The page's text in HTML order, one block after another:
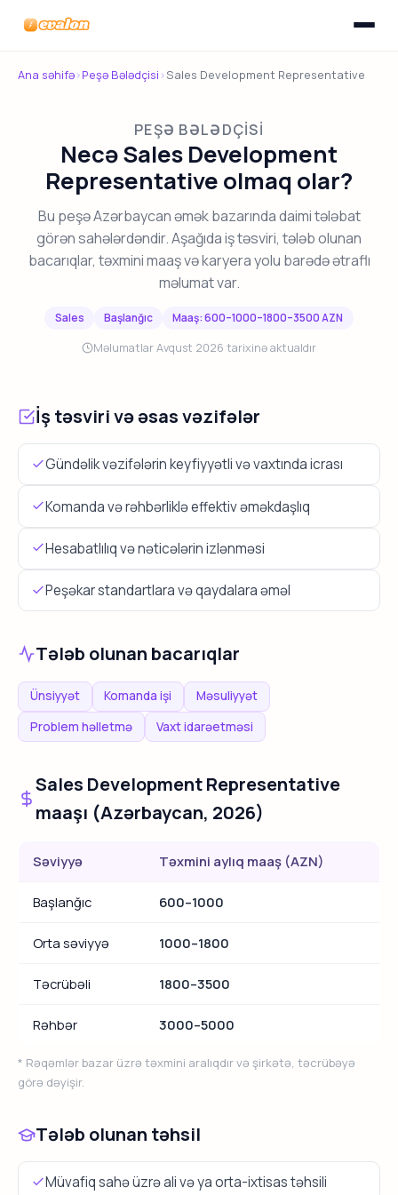
Evalon
Ana səhifə›Peşə Bələdçisi ›Sales Development Representative
PEŞƏ BƏLƏDÇISI
Necə Sales Development
Representative olmaq olar?
Bu peşə Azərbaycan əmək bazarında daimi tələbat
görən sahələrdəndir. Aşağıda iş təsviri, tələb olunan
bacarıqlar, təxmini maaş və karyera yolu barədə ətraflı
məlumat var.
Sales Başlanğıc
Maaş: 600–1000–1800–3500 AZN
Məlumatlar Avqust 2026 tarixinə aktualdır
İş təsviri və əsas vəzifələr
Gündəlik vəzifələrin keyfiyyətli və vaxtında icrası
Komanda və rəhbərliklə effektiv əməkdaşlıq
Hesabatlılıq və nəticələrin izlənməsi
Peşəkar standartlara və qaydalara əməl
Tələb olunan bacarıqlar
Ünsiyyət Komanda işi
Məsuliyyət
Problem həlletmə
Vaxt idarəetməsi
Sales Development Representative
maaşı (Azərbaycan, 2026)
Səviyyə Təxmini aylıq maaş (AZN)
Başlanğıc 600–1000
Orta səviyyə 1000–1800
Təcrübəli 1800–3500
Rəhbər 3000–5000
* Rəqəmlər bazar üzrə təxmini aralıqdır və şirkətə, təcrübəyə
görə dəyişir.
Tələb olunan təhsil
Müvafiq sahə üzrə ali və ya orta-ixtisas təhsili